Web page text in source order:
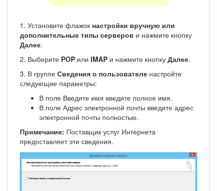
1. Установите флажок настройки вручную или
дополнительные типы серверов и нажмите кнопку
Далее.
2. Выберите POP или IMAP и нажмите кнопку Далее.
3. В группе Сведения о пользователе настройте
следующие параметры:
В поле Введите имя введите полное имя.
В поле Адрес электронной почты введите адрес
электронной почты полностью.
Примечание: Поставщик услуг Интернета
предоставляет эти сведения.